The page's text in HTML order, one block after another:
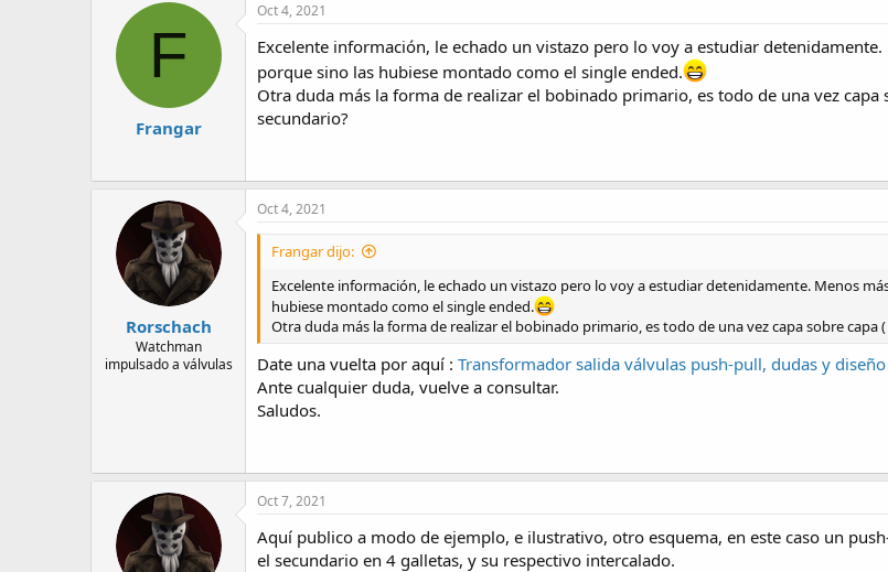
F
Frangar
Oct 4, 2021
Excelente información, le echado un vistazo pero lo voy a estudiar
porque sino las hubiese montado como el single ended.
Otra duda más la forma de realizar el bobinado primario, es todo de una vez
secundario?
Rorschach
Watchman
impulsado a válvulas
Oct 4, 2021
Frangar dijo:
Excelente información, le echado un vistazo pero lo voy a estudiar detenidamente. Menos
hubiese montado como el single ended.
Otra duda más la forma de realizar el bobinado primario, es todo de una vez capa sobre capa
Date una vuelta por aquí : Transformador salida válvulas push-pull, dudas y diseño
Ante cualquier duda, vuelve a consultar.
Saludos.
Oct 7, 2021
Aquí publico a modo de ejemplo, e ilustrativo, otro esquema, en este caso un
el secundario en 4 galletas, y su respectivo intercalado.